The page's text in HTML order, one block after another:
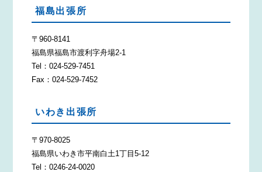
福島出張所
〒960-8141
福島県福島市渡利字舟場2-1
Tel：024-529-7451
Fax：024-529-7452
いわき出張所
〒970-8025
福島県いわき市平南白土1丁目5-12
Tel：0246-24-0020